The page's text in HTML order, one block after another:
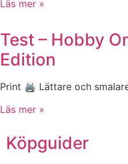
Läs mer »
Test – Hobby
Edition
Print 🖨 Lättare och
Läs mer »
Köpguider